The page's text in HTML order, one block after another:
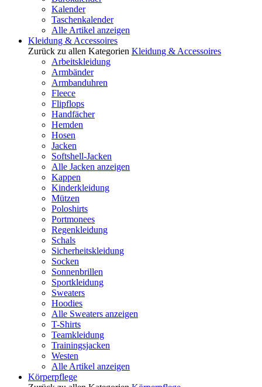
Kalender
Taschenkalender
Alle Artikel anzeigen
Kleidung & Accessoires
Zurück zu allen Kategorien Kleidung & Accessoires
Arbeitskleidung
Armbänder
Armbanduhren
Fleece
Flipflops
Handfächer
Hemden
Hosen
Jacken
Softshell-Jacken
Alle Jacken anzeigen
Kappen
Kinderkleidung
Mützen
Poloshirts
Portmonees
Regenkleidung
Schals
Sicherheitskleidung
Socken
Sonnenbrillen
Sportkleidung
Sweaters
Hoodies
Alle Sweaters anzeigen
T-Shirts
Teamkleidung
Trainingsjacken
Westen
Alle Artikel anzeigen
Körperpflege